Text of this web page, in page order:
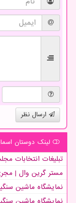
ارسال نظر
لینک دوستان
تبلیغات انتخابات
مستر گرین وال |
نمایشگاه ماشین
نمایشگاه ماشین